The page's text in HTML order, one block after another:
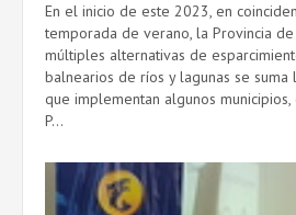
En el inicio de este 2023, en
temporada de verano, la Provincia
múltiples alternativas de
balnearios de ríos y lagunas se suma
que implementan algunos
P...